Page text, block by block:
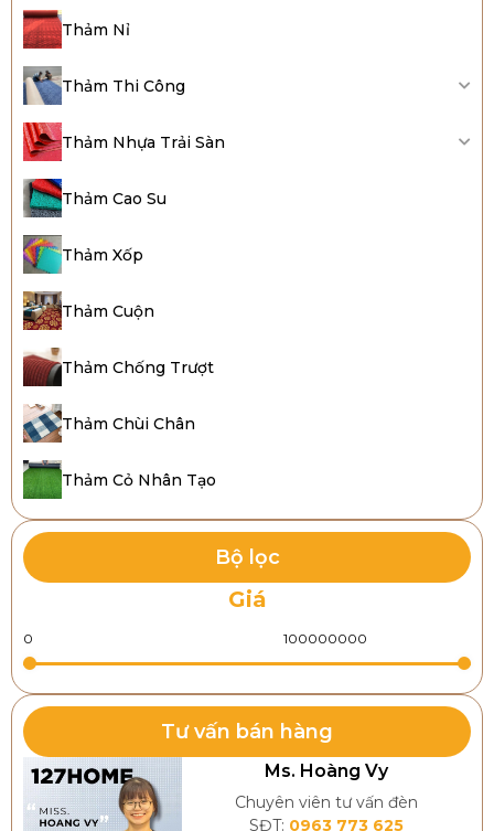
Thảm Nỉ
Thảm Thi Công
Thảm Nhựa Trải Sàn
Thảm Cao Su
Thảm Xốp
Thảm Cuộn
Thảm Chống Trượt
Thảm Chùi Chân
Thảm Cỏ Nhân Tạo
Bộ lọc
Giá
Tư vấn bán hàng
Ms. Hoàng Vy
Chuyên viên tư vấn đèn
SĐT: 0963 773 625
Thảm trải sàn Bida đẹp, giá rẻ
1. Ý nghĩa, vai trò của thảm lót sàn
bida
Lợi ích thảm trải sàn bida:
Tăng thẩm mỹ, tạo không gian ấn tượng.
Bảo vệ sàn và bi bida, giảm chi phí sửa chữa.
Hạn chế tiếng ồn, tạo môi trường chơi lý tưởng.
Dễ vệ sinh, nâng cao trải nghiệm chơi.
Tham khảo các mẫu thảm trải sàn bida phổ biến